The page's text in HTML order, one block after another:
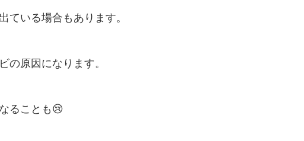
ている場合もあります。
の原因になります。
ることも😢